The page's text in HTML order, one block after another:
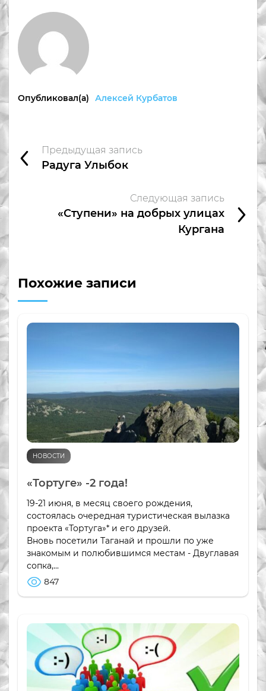
Опубликовал(а) Алексей Курбатов
Предыдущая запись
Радуга Улыбок
Следующая запись
«Ступени» на добрых улицах
Кургана
Похожие записи
НОВОСТИ
«Тортуге» -2 года!
19-21 июня, в месяц своего рождения,
состоялась очередная туристическая вылазка
проекта «Тортуга»* и его друзей.
Вновь посетили Таганай и прошли по уже
знакомым и полюбившимся местам - Двуглавая
сопка,...
847